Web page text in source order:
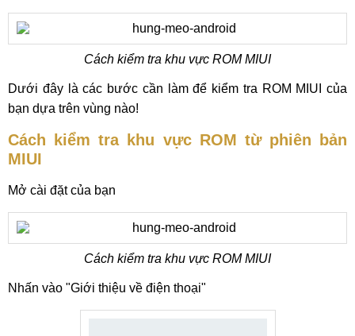
Cách kiểm tra khu vực ROM MIUI
Dưới đây là các bước cần làm để kiểm tra ROM MIUI của
bạn dựa trên vùng nào!
Cách kiểm tra khu vực ROM từ phiên bản
MIUI
Mở cài đặt của bạn
Cách kiểm tra khu vực ROM MIUI
Nhấn vào "Giới thiệu về điện thoại"